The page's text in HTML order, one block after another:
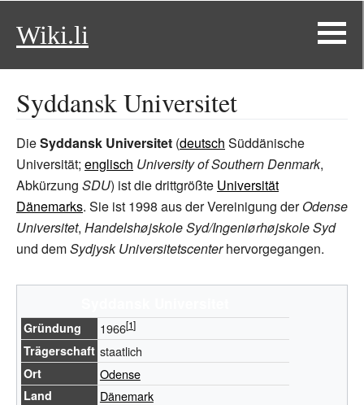
Wiki.li
Syddansk Universitet
DieSyddansk Universitet (deutsch Süddänische
Universität; englisch University of Southern Denmark,
Abkürzung SDU) ist die drittgrößte Universität
Dänemarks. Sie ist 1998 aus der Vereinigung derOdense
Universitet, Handelshøjskole Syd/Ingeniørhøjskole Syd
und demSydjysk Universitetscenterhervorgegangen.
Gründung 1966
Trägerschaft staatlich
Ort Odense
Land Dänemark